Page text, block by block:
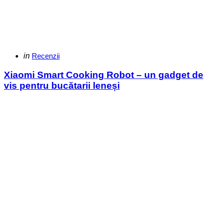
Categories
Posted
in Recenzii
Xiaomi Smart Cooking Robot – un gadget de
vis pentru bucătarii leneși